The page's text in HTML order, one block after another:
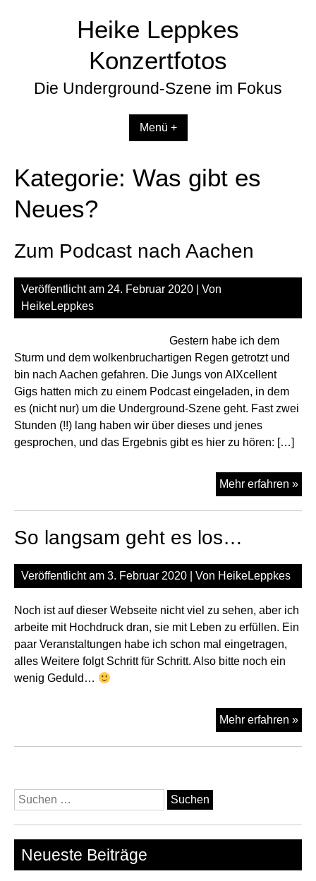
Heike Leppkes
Konzertfotos
Die Underground-Szene im Fokus
Menü +
Kategorie: Was gibt es
Neues?
Zum Podcast nach Aachen
Veröffentlicht am 24. Februar 2020 | Von
HeikeLeppkes
Gestern habe ich dem
Sturm und dem wolkenbruchartigen Regen getrotzt und
bin nach Aachen gefahren. Die Jungs von AIXcellent
Gigs hatten mich zu einem Podcast eingeladen, in dem
es (nicht nur) um die Underground-Szene geht. Fast zwei
Stunden (!!) lang haben wir über dieses und jenes
gesprochen, und das Ergebnis gibt es hier zu hören: […]
Mehr erfahren »
So langsam geht es los…
Veröffentlicht am 3. Februar 2020 | Von HeikeLeppkes
Noch ist auf dieser Webseite nicht viel zu sehen, aber ich
arbeite mit Hochdruck dran, sie mit Leben zu erfüllen. Ein
paar Veranstaltungen habe ich schon mal eingetragen,
alles Weitere folgt Schritt für Schritt. Also bitte noch ein
wenig Geduld…
Mehr erfahren »So
Suchen
nach:
Neueste Beiträge